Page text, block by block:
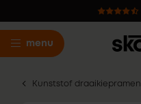
menu
Kunststof draaikiepramen